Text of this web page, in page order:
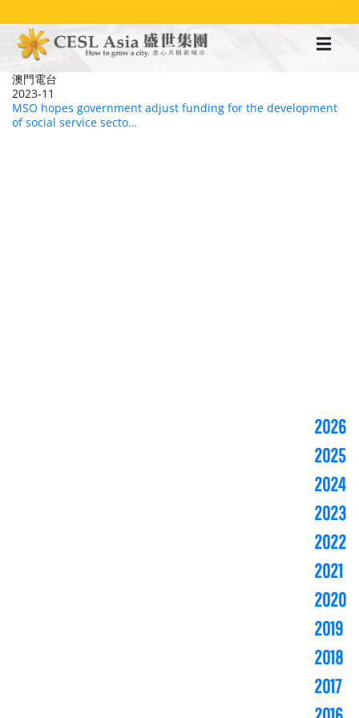
至
澳門電台
2023-11
MSO hopes government adjust funding for the development
of social service secto…
2026
2025
2024
2023
2022
2021
2020
2019
2018
2017